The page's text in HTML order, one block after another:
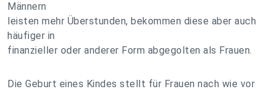
Männern
leisten mehr Überstunden, bekommen diese aber auch
häufiger in
finanzieller oder anderer Form abgegolten als Frauen.
Die Geburt eines Kindes stellt für Frauen nach wie vor